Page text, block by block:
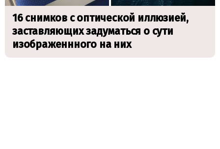
16 снимков с оптической иллюзией,
заставляющих задуматься о сути
изображеннного на них